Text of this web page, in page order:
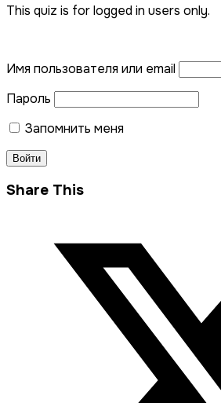
This quiz is for logged in users only.
Имя пользователя или email
Пароль
Запомнить меня
Share This